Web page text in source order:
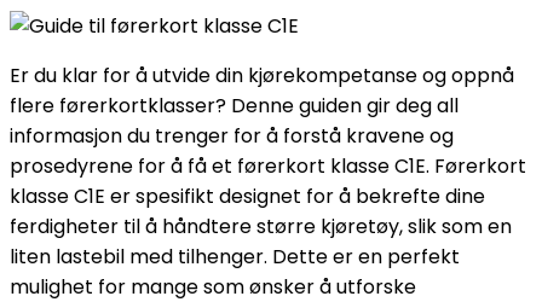
Er du klar for å utvide din kjørekompetanse og oppnå
flere førerkortklasser? Denne guiden gir deg all
informasjon du trenger for å forstå kravene og
prosedyrene for å få et førerkort klasse C1E. Førerkort
klasse C1E er spesifikt designet for å bekrefte dine
ferdigheter til å håndtere større kjøretøy, slik som en
liten lastebil med tilhenger. Dette er en perfekt
mulighet for mange som ønsker å utforske